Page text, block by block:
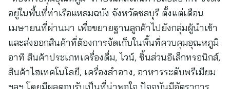
อยู่ในพื้นที่ท่าเรือแหลมฉบัง จังหวัดชลบุรี ตั้งแต่เดือน
เมษายนที่ผ่านมา เพื่อขยายฐานลูกค้าไปยังกลุ่มผู้นำเข้า
และส่งออกสินค้าที่ต้องการจัดเก็บในพื้นที่ควบคุมอุณหภูมิ
อาทิ สินค้าประเภทเครื่องดื่ม, ไวน์, ชิ้นส่วนอิเล็กทรอนิกส์,
สินค้าไฮเทคโนโลยี, เครื่องสำอาง, อาหารระดับพรีเมียม